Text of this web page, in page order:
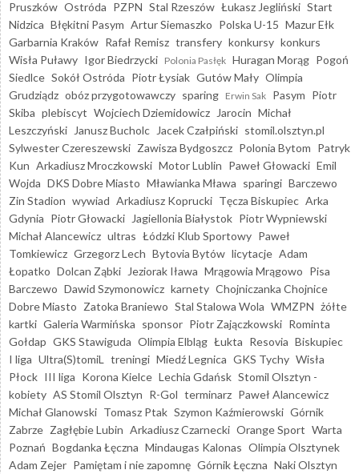
Pruszków Ostróda PZPN Stal Rzeszów Łukasz Jegliński Start
Nidzica Błękitni Pasym Artur Siemaszko Polska U-15 Mazur Ełk
Garbarnia Kraków Rafał Remisz transfery konkursy konkurs
Wisła Puławy Igor Biedrzycki Polonia Pasłęk Huragan Morąg Pogoń
Siedlce Sokół Ostróda Piotr Łysiak Gutów Mały Olimpia
Grudziądz obóz przygotowawczy sparing Erwin Sak Pasym Piotr
Skiba plebiscyt Wojciech Dziemidowicz Jarocin Michał
Leszczyński
Janusz Bucholc Jacek Czałpiński stomil.olsztyn.pl
Sylwester Czereszewski Zawisza Bydgoszcz Polonia Bytom Patryk
Kun Arkadiusz Mroczkowski Motor Lublin Paweł Głowacki Emil
Wojda DKS Dobre Miasto Mławianka Mława sparingi Barczewo
Zin Stadion wywiad Arkadiusz Koprucki Tęcza Biskupiec Arka
Gdynia Piotr Głowacki Jagiellonia Białystok Piotr Wypniewski
Michał Alancewicz ultras Łódzki Klub Sportowy Paweł
Tomkiewicz Grzegorz Lech Bytovia Bytów licytacje Adam
Łopatko Dolcan Ząbki Jeziorak Iława Mrągowia Mrągowo Pisa
Barczewo Dawid Szymonowicz karnety Chojniczanka Chojnice
Dobre Miasto Zatoka Braniewo Stal Stalowa Wola WMZPN żółte
kartki Galeria Warmińska sponsor Piotr Zajączkowski Rominta
Gołdap GKS Stawiguda Olimpia Elbląg Łukta Resovia Biskupiec
I liga Ultra(S)tomiL treningi Miedź Legnica GKS Tychy Wisła
Płock III liga Korona Kielce Lechia Gdańsk Stomil Olsztyn -
kobiety AS Stomil Olsztyn R-Gol terminarz Paweł Alancewicz
Michał Glanowski Tomasz Ptak Szymon Kaźmierowski Górnik
Zabrze Zagłębie Lubin Arkadiusz Czarnecki Orange Sport Warta
Poznań Bogdanka Łęczna Mindaugas Kalonas Olimpia Olsztynek
Adam Zejer Pamiętam i nie zapomnę Górnik Łęczna Naki Olsztyn